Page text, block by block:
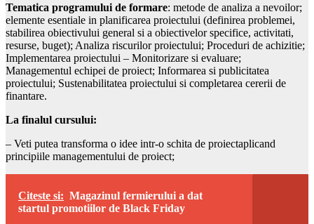
Tematica programului de formare: metode de analiza a nevoilor;
elemente esentiale in planificarea proiectului (definirea problemei,
stabilirea obiectivului general si a obiectivelor specifice, activitati,
resurse, buget); Analiza riscurilor proiectului; Proceduri de achizitie;
Implementarea proiectului – Monitorizare si evaluare;
Managementul echipei de proiect; Informarea si publicitatea
proiectului; Sustenabilitatea proiectului si completarea cererii de
finantare.
La finalul cursului:
– Veti putea transforma o idee intr-o schita de proiectaplicand
principiile managementului de proiect;
Citeste si: Magazinul fermierului a dat
startul promotiilor de Black Friday